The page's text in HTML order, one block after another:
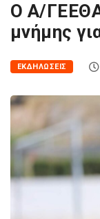
Ο Α/
μνήμης
ΕΚΔΗΛΏΣΕΙΣ